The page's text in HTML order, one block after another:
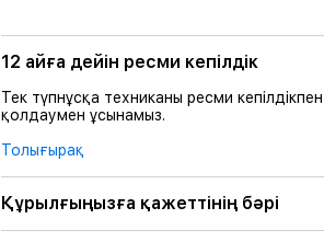
12 айға дейін ресми кепілдік
Тек түпнұсқа техниканы ресми
қолдаумен ұсынамыз.
Толығырақ
Құрылғыңызға қажеттінің бәрі